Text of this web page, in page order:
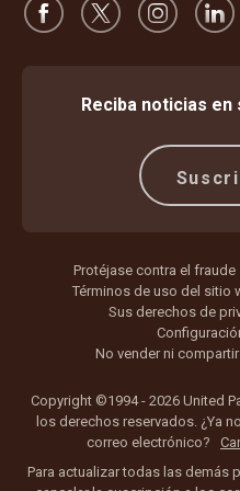
Reciba noticias en
Protéjase contra el fraude
Términos de uso del sitio
Sus derechos de
No vender ni
Copyright ©1994 - 2026 United
los derechos reservados. ¿Ya
correo electrónico?
Para actualizar todas las demás